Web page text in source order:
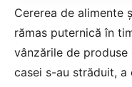
Cererea de alimente
rămas puternică în
vânzările de
casei s-au străduit,